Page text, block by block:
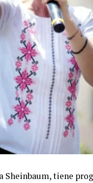
Sheinbaum, tiene